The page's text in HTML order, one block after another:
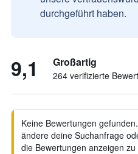
durchgeführt haben.
9,1 Großartig
264 verifizierte
Keine Bewertungen
ändere deine Suchanfrage
die Bewertungen anzeigen zu